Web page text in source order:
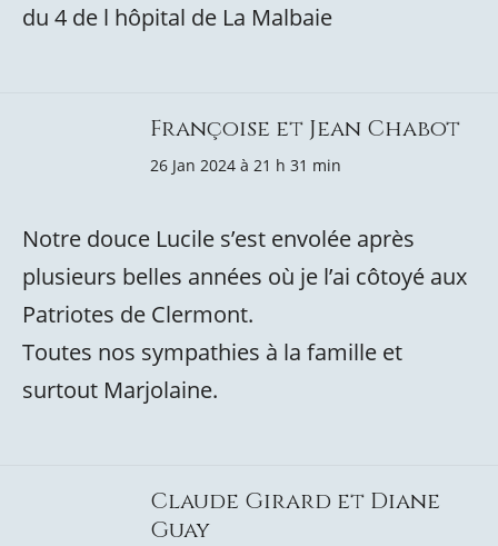
du 4 de l hôpital de La Malbaie
Françoise et Jean Chabot
26 Jan 2024 à 21 h 31 min
Notre douce Lucile s’est envolée après
plusieurs belles années où je l’ai côtoyé aux
Patriotes de Clermont.
Toutes nos sympathies à la famille et
surtout Marjolaine.
Claude Girard et Diane
Guay